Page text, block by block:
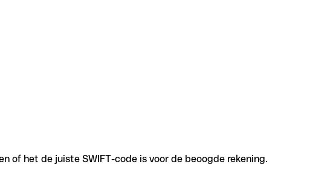
of het de juiste SWIFT-code is voor de beoogde rekening.